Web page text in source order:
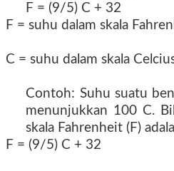
F = (9/5) C + 32
F = suhu dalam skala
C = suhu dalam skala
Contoh: Suhu suatu
menunjukkan 100 C.
skala Fahrenheit (F)
F = (9/5) C + 32